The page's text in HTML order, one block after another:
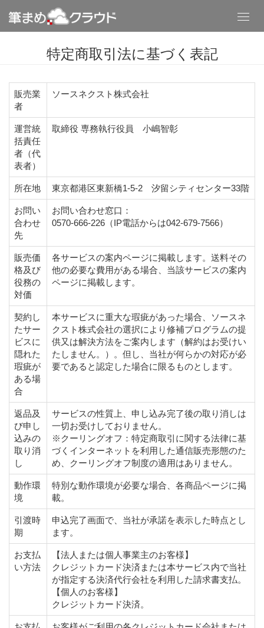
特定商取引法に基づく表記
販売業
者
ソースネクスト株式会社
運営統
括責任
者（代
表者）
取締役 専務執行役員 小嶋智彰
所在地 東京都港区東新橋1-5-2 汐留シティセンター33階
お問い
合わせ
先
お問い合わせ窓口：
0570-666-226（IP電話からは042-679-7566）
販売価
格及び
役務の
対価
各サービスの案内ページに掲載します。送料その
他の必要な費用がある場合、当該サービスの案内
ページに掲載します。
契約し
たサー
ビスに
隠れた
瑕疵が
ある場
合
本サービスに重大な瑕疵があった場合、ソースネ
クスト株式会社の選択により修補プログラムの提
供又は解決方法をご案内します（解約はお受けい
たしません。）。但し、当社が何らかの対応が必
要であると認定した場合に限るものとします。
返品及
び申し
込みの
取り消
し
サービスの性質上、申し込み完了後の取り消しは
一切お受けしておりません。
※クーリングオフ：特定商取引に関する法律に基
づくインターネットを利用した通信販売形態のた
め、クーリングオフ制度の適用はありません。
動作環
境
特別な動作環境が必要な場合、各商品ページに掲
載。
引渡時
期
申込完了画面で、当社が承諾を表示した時点とし
ます。
お支払
い方法
【法人または個人事業主のお客様】
クレジットカード決済または本サービス内で当社
が指定する決済代行会社を利用した請求書支払。
【個人のお客様】
クレジットカード決済。